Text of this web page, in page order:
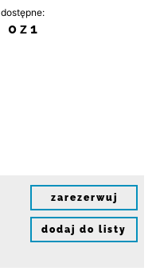
dostępne:
0 z 1
zarezerwuj
dodaj do listy